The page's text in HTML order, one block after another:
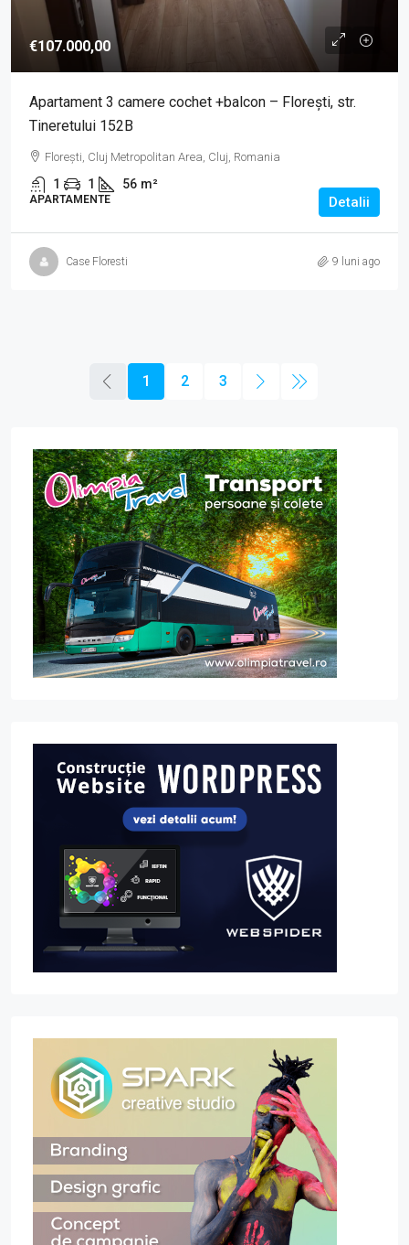
€107.000,00
Apartament 3 camere cochet +balcon – Florești, str.
Tineretului 152B
Florești, Cluj Metropolitan Area, Cluj, Romania
1 1 56 m²
APARTAMENTE Detalii
Case Floresti 9 luni ago
1 2 3